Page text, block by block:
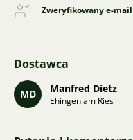
Zweryfikowany e-mail
Dostawca
MD Manfred Dietz
Ehingen am Ries